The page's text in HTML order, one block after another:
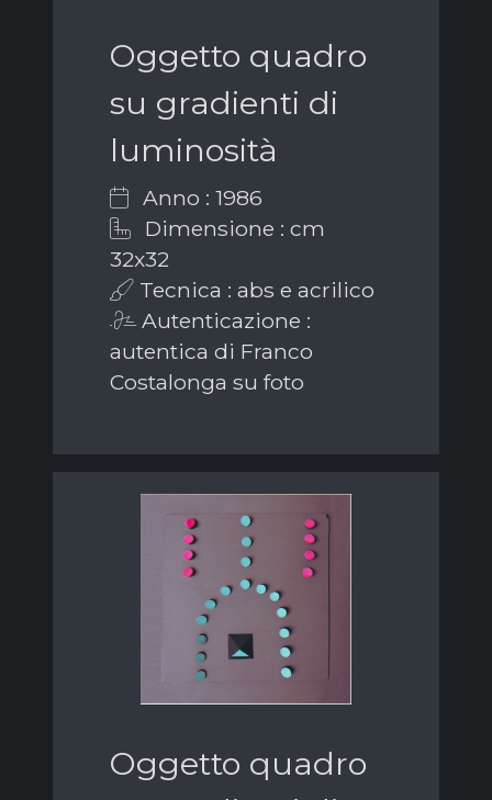
Oggetto quadro
su gradienti di
luminosità
Anno : 1986
Dimensione : cm
32x32
Tecnica : abs e acrilico
Autenticazione :
autentica di Franco
Costalonga su foto
Oggetto quadro